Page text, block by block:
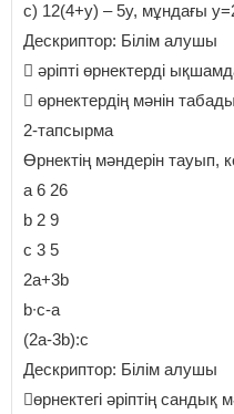
c) 12(4+y) – 5y, мұндағы
Дескриптор: Білім алушы
 әріпті өрнектерді
 өрнектердің мәнін
2-тапсырма
Өрнектің мәндерін тауып,
a 6 26
b 2 9
c 3 5
2a+3b
b∙c-a
(2a-3b):c
Дескриптор: Білім алушы
өрнектегі әріптің сандық